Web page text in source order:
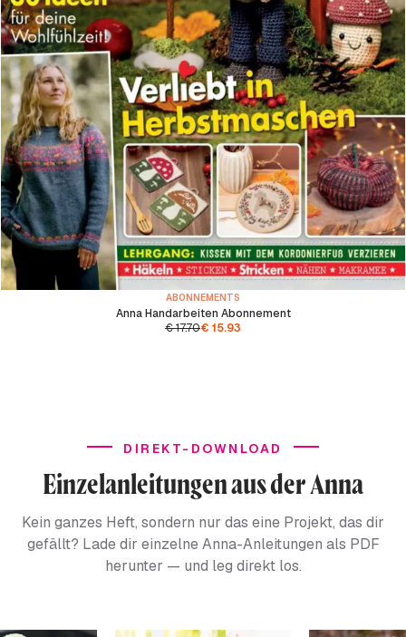
ABONNEMENTS
Anna Handarbeiten Abonnement
€17.70€ 15.93
DIREKT-DOWNLOAD
Einzelanleitungen aus der Anna
Kein ganzes Heft, sondern nur das eine Projekt, das dir
gefällt? Lade dir einzelne Anna-Anleitungen als PDF
herunter — und leg direkt los.